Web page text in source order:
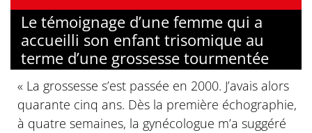
Le témoignage d’une femme qui a
accueilli son enfant trisomique au
terme d’une grossesse tourmentée
« La grossesse s’est passée en 2000. J’avais alors
quarante cinq ans. Dès la première échographie,
à quatre semaines, la gynécologue m’a suggéré